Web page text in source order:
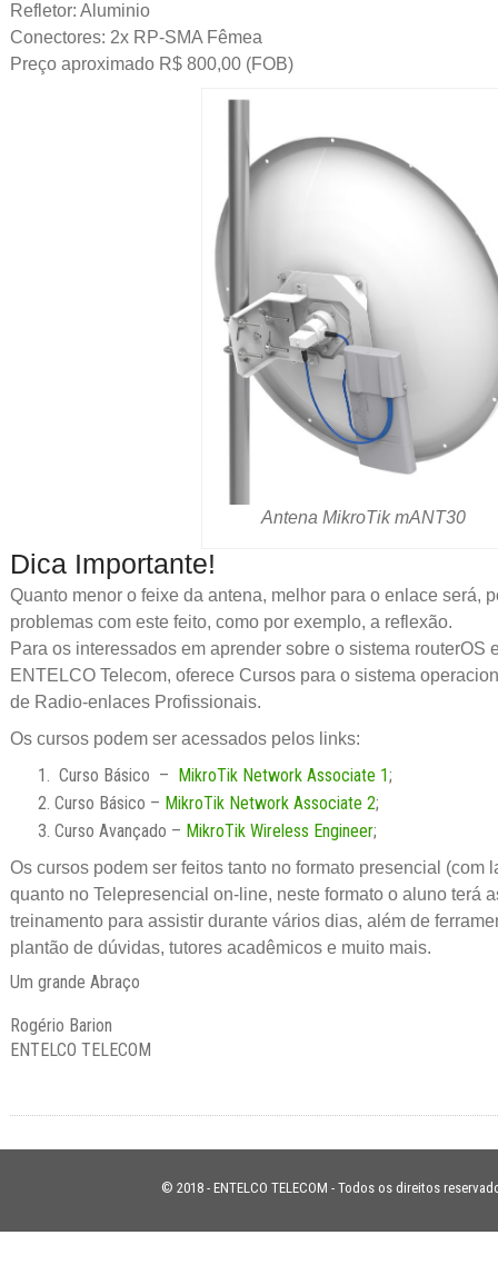
Refletor: Aluminio
Conectores: 2x RP-SMA Fêmea
Preço aproximado R$ 800,00 (FOB)
Antena MikroTik mANT30
Dica Importante!
Quanto menor o feixe da antena, melhor para o enlace será,
problemas com este feito, como por exemplo, a reflexão.
Para os interessados em aprender sobre o sistema routerOS
ENTELCO Telecom, oferece Cursos para o sistema
de Radio-enlaces Profissionais.
Os cursos podem ser acessados pelos links:
Curso Básico – MikroTik Network Associate 1;
Curso Básico – MikroTik Network Associate 2;
Curso Avançado – MikroTik Wireless Engineer;
Os cursos podem ser feitos tanto no formato presencial (com
quanto no Telepresencial on-line, neste formato o aluno terá
treinamento para assistir durante vários dias, além de
plantão de dúvidas, tutores acadêmicos e muito mais.
Um grande Abraço
Rogério Barion
ENTELCO TELECOM
© 2018 - ENTELCO TELECOM - Todos os direitos